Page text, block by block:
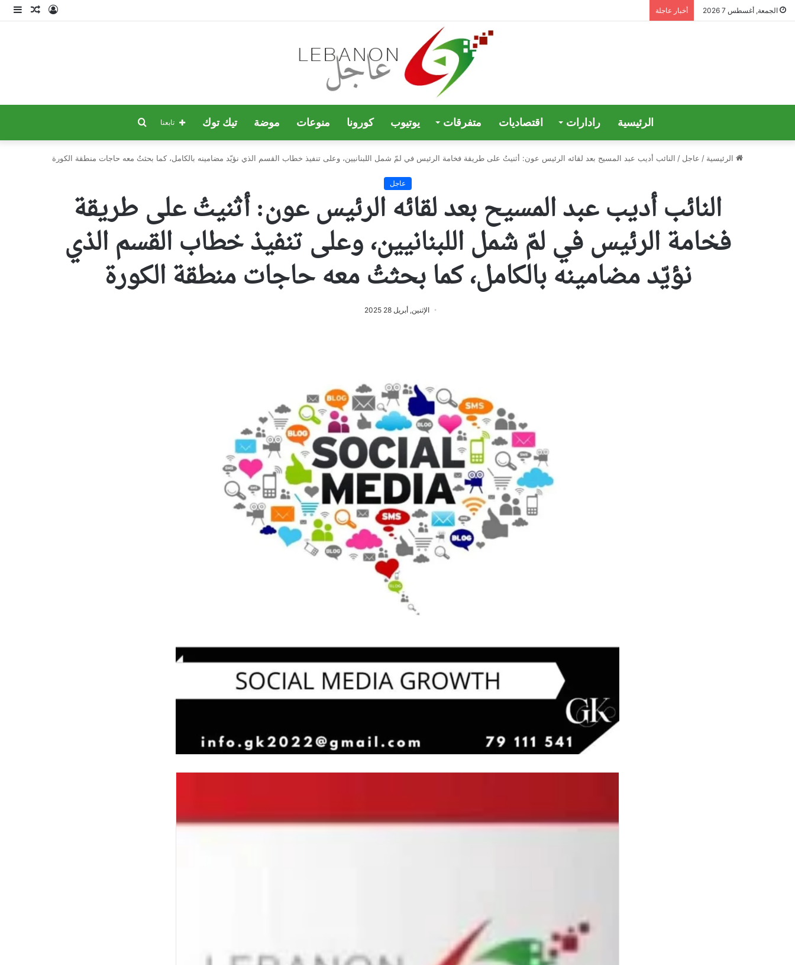
الجمعة, أغسطس 7 2026 أخبار عاجلة
مقالتسجيل
الرئيسية رادارات اقتصاديات متفرقات يوتيوب كورونا منوعات موضة تيك توك بحث
عن
تابعنا
الرئيسية / عاجل / النائب أديب عبد المسيح بعد لقائه الرئيس عون: أثنيتُ على طريقة فخامة الرئيس في لمّ شمل اللبنانيين، وعلى تنفيذ خطاب القسم الذي نؤيّد مضامينه بالكامل، كما بحثتُ معه حاجات منطقة الكورة
عاجل
النائب أديب عبد المسيح بعد لقائه الرئيس عون: أثنيتُ على طريقة
فخامة الرئيس في لمّ شمل اللبنانيين، وعلى تنفيذ خطاب القسم الذي
نؤيّد مضامينه بالكامل، كما بحثتُ معه حاجات منطقة الكورة
الإثنين, أبريل 28 2025